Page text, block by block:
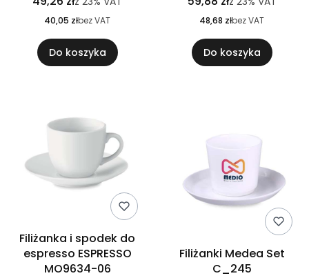
40,05 złbez VAT
Do koszyka
48,68 złbez VAT
Do koszyka
Filiżanka i spodek do
espresso ESPRESSO
MO9634-06
Filiżanki Medea Set
C_245